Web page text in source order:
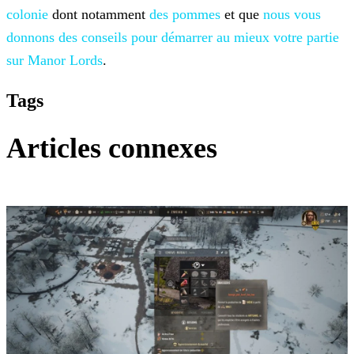
colonie dont notamment des pommes et que nous vous
donnons des conseils pour démarrer au mieux votre partie
sur Manor Lords.
Tags
Articles connexes